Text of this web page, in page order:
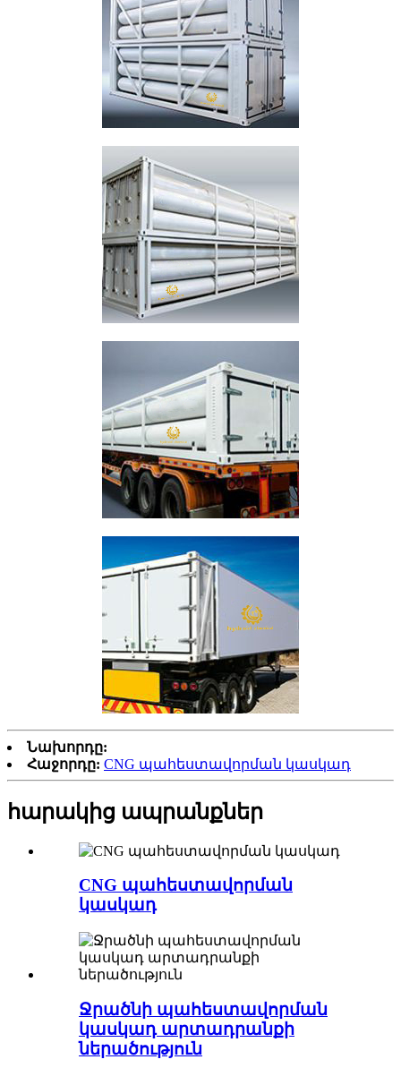
Նախորդը:
Հաջորդը: CNG պահեստավորման կասկադ
հարակից ապրանքներ
CNG պահեստավորման
կասկադ
Ջրածնի պահեստավորման
կասկադ արտադրանքի
ներածություն